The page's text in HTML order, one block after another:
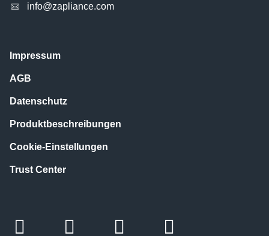
info@zapliance.com
Impressum
AGB
Datenschutz
Produktbeschreibungen
Cookie-Einstellungen
Trust Center